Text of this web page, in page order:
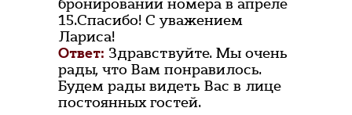
бронировании номера в апреле
15.Спасибо! С уважением
Лариса!
Ответ: Здравствуйте. Мы очень
рады, что Вам понравилось.
Будем рады видеть Вас в лице
постоянных гостей.